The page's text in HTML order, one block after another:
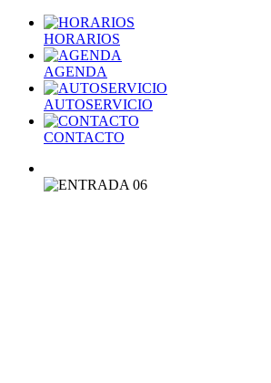
HORARIOS
AGENDA
AUTOSERVICIO
CONTACTO